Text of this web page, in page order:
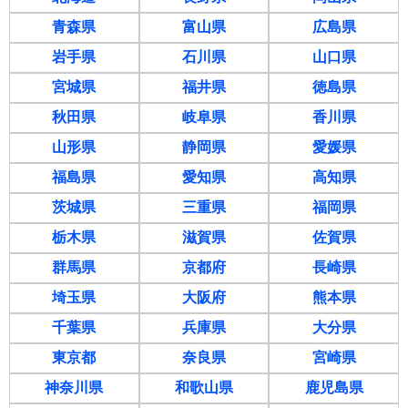
青森県
岩手県
宮城県
秋田県
山形県
福島県
茨城県
栃木県
群馬県
埼玉県
千葉県
東京都
神奈川県
富山県
石川県
福井県
岐阜県
静岡県
愛知県
三重県
滋賀県
京都府
大阪府
兵庫県
奈良県
和歌山県
広島県
山口県
徳島県
香川県
愛媛県
高知県
福岡県
佐賀県
長崎県
熊本県
大分県
宮崎県
鹿児島県